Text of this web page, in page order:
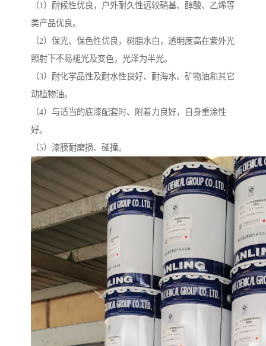
（1）耐候性优良，户外耐久性远较硝基、醇酸、乙烯等
类产品优良。
（2）保光、保色性优良，树脂水白，透明度高在紫外光
照射下不易褪光及变色，光泽为半光。
（3）耐化学品性及耐水性良好、耐海水、矿物油和其它
动植物油。
（4）与适当的底漆配套时、附着力良好，自身重涂性
好。
（5）漆膜耐磨损、碰撞。